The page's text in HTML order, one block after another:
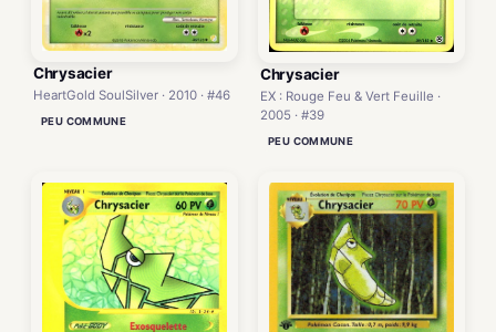
Chrysacier
HeartGold SoulSilver · 2010 · #46
PEU COMMUNE
Chrysacier
EX : Rouge Feu & Vert Feuille ·
2005 · #39
PEU COMMUNE